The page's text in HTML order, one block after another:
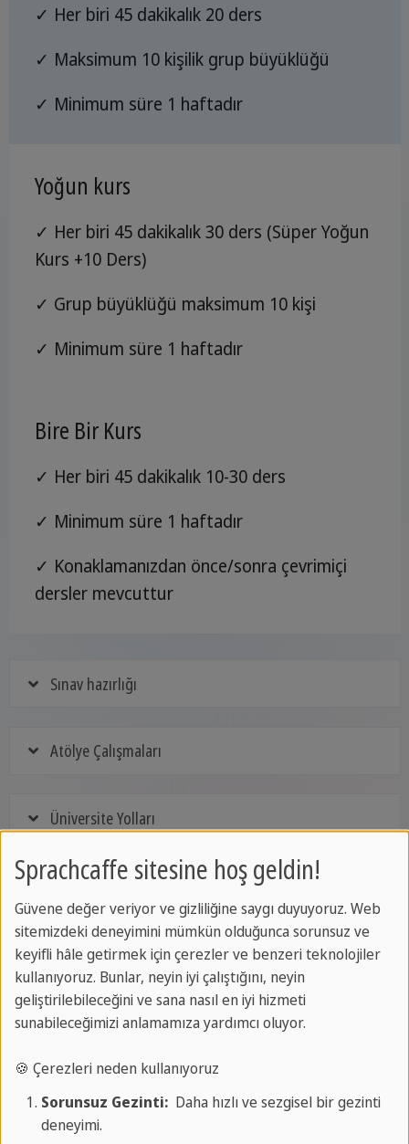
✓ Her biri 45 dakikalık 20 ders
✓ Maksimum 10 kişilik grup büyüklüğü
✓ Minimum süre 1 haftadır
Yoğun kurs
✓ Her biri 45 dakikalık 30 ders (Süper Yoğun
Kurs +10 Ders)
✓ Grup büyüklüğü maksimum 10 kişi
✓ Minimum süre 1 haftadır
Bire Bir Kurs
✓ Her biri 45 dakikalık 10-30 ders
✓ Minimum süre 1 haftadır
✓ Konaklamanızdan önce/sonra çevrimiçi
dersler mevcuttur
Sınav hazırlığı
Atölye Çalışmaları
Üniversite Yolları
Sadece bir mesaj uzağınızdayız
Bizimle iletişime geçin
Fiyata neler dahildir
Sprachcaffe sitesine hoş geldin!
Güvene değer veriyor ve gizliliğine saygı duyuyoruz. Web
sitemizdeki deneyimini mümkün olduğunca sorunsuz ve
keyifli hâle getirmek için çerezler ve benzeri teknolojiler
kullanıyoruz. Bunlar, neyin iyi çalıştığını, neyin
geliştirilebileceğini ve sana nasıl en iyi hizmeti
sunabileceğimizi anlamamıza yardımcı oluyor.
🍪 Çerezleri neden kullanıyoruz
Sorunsuz Gezinti:Daha hızlı ve sezgisel bir gezinti
deneyimi.